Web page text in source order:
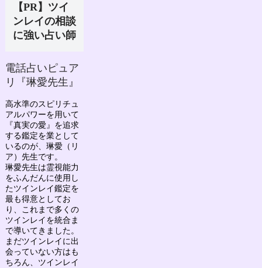
【PR】ツイ
ンレイの相談
に強い占い師
電話占いピュア
リ『琳愛先生』
高水準のスピリチュ
アルパワーを用いて
『真実の愛』を追求
する鑑定を業として
いるのが、 琳愛（リ
ア）先生です。
琳愛先生は霊視能力
をふんだんに使用し
たツインレイ鑑定を
最も得意としてお
り、 これまで多くの
ツインレイを統合ま
で導いてきました。
まだツインレイに出
会っていない方はも
ちろん、ツインレイ